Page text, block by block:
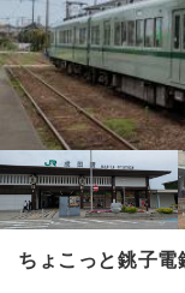
ちょこっと銚子電